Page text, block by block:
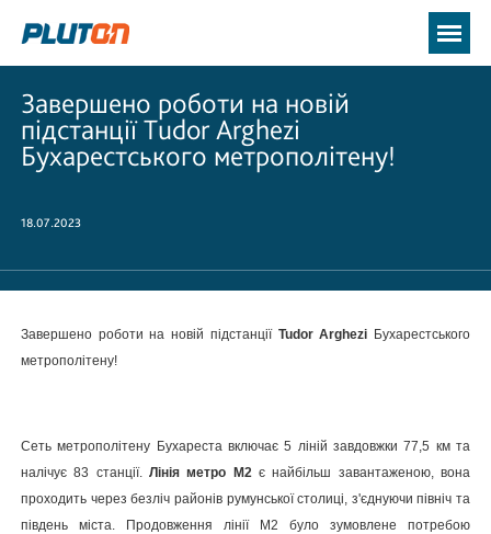
Завершено роботи на новій
підстанції Tudor Arghezi
Бухарестського метрополітену!
18.07.2023
Завершено роботи на новій підстанції Tudor Arghezi Бухарестського
метрополітену!
Сеть метрополітену Бухареста включає 5 ліній завдовжки 77,5 км та
налічує 83 станції. Лінія метро М2є найбільш завантаженою, вона
проходить через безліч районів румунської столиці, з'єднуючи північ та
південь міста. Продовження лінії М2 було зумовлене потребою